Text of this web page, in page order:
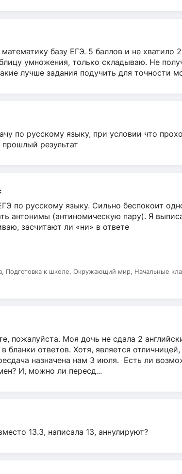
базу ЕГЭ. 5 баллов и не хватило
умножения, только складываю. Не
лучше задания подучить для точности
по русскому языку, при условии что
результат
по русскому языку. Сильно беспокоит
антонимы (антиномическую пару). Я
засчитают ли «ни» в ответе
Подготовка к школе, Окружающий мир, Начальные
пожалуйста. Моя дочь не сдала 2
бланки ответов. Хотя, является
назначена нам 3 июля. Есть ли
И, можно ли пересд...
13.3, написала 13, аннулируют?